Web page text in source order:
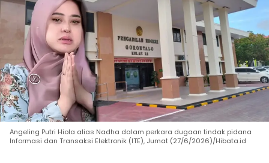
Angeling Putri Hiola alias Nadha dalam perkara dugaan tindak pidana
Informasi dan Transaksi Elektronik (ITE), Jumat (27/6/2026)/Hibata.id